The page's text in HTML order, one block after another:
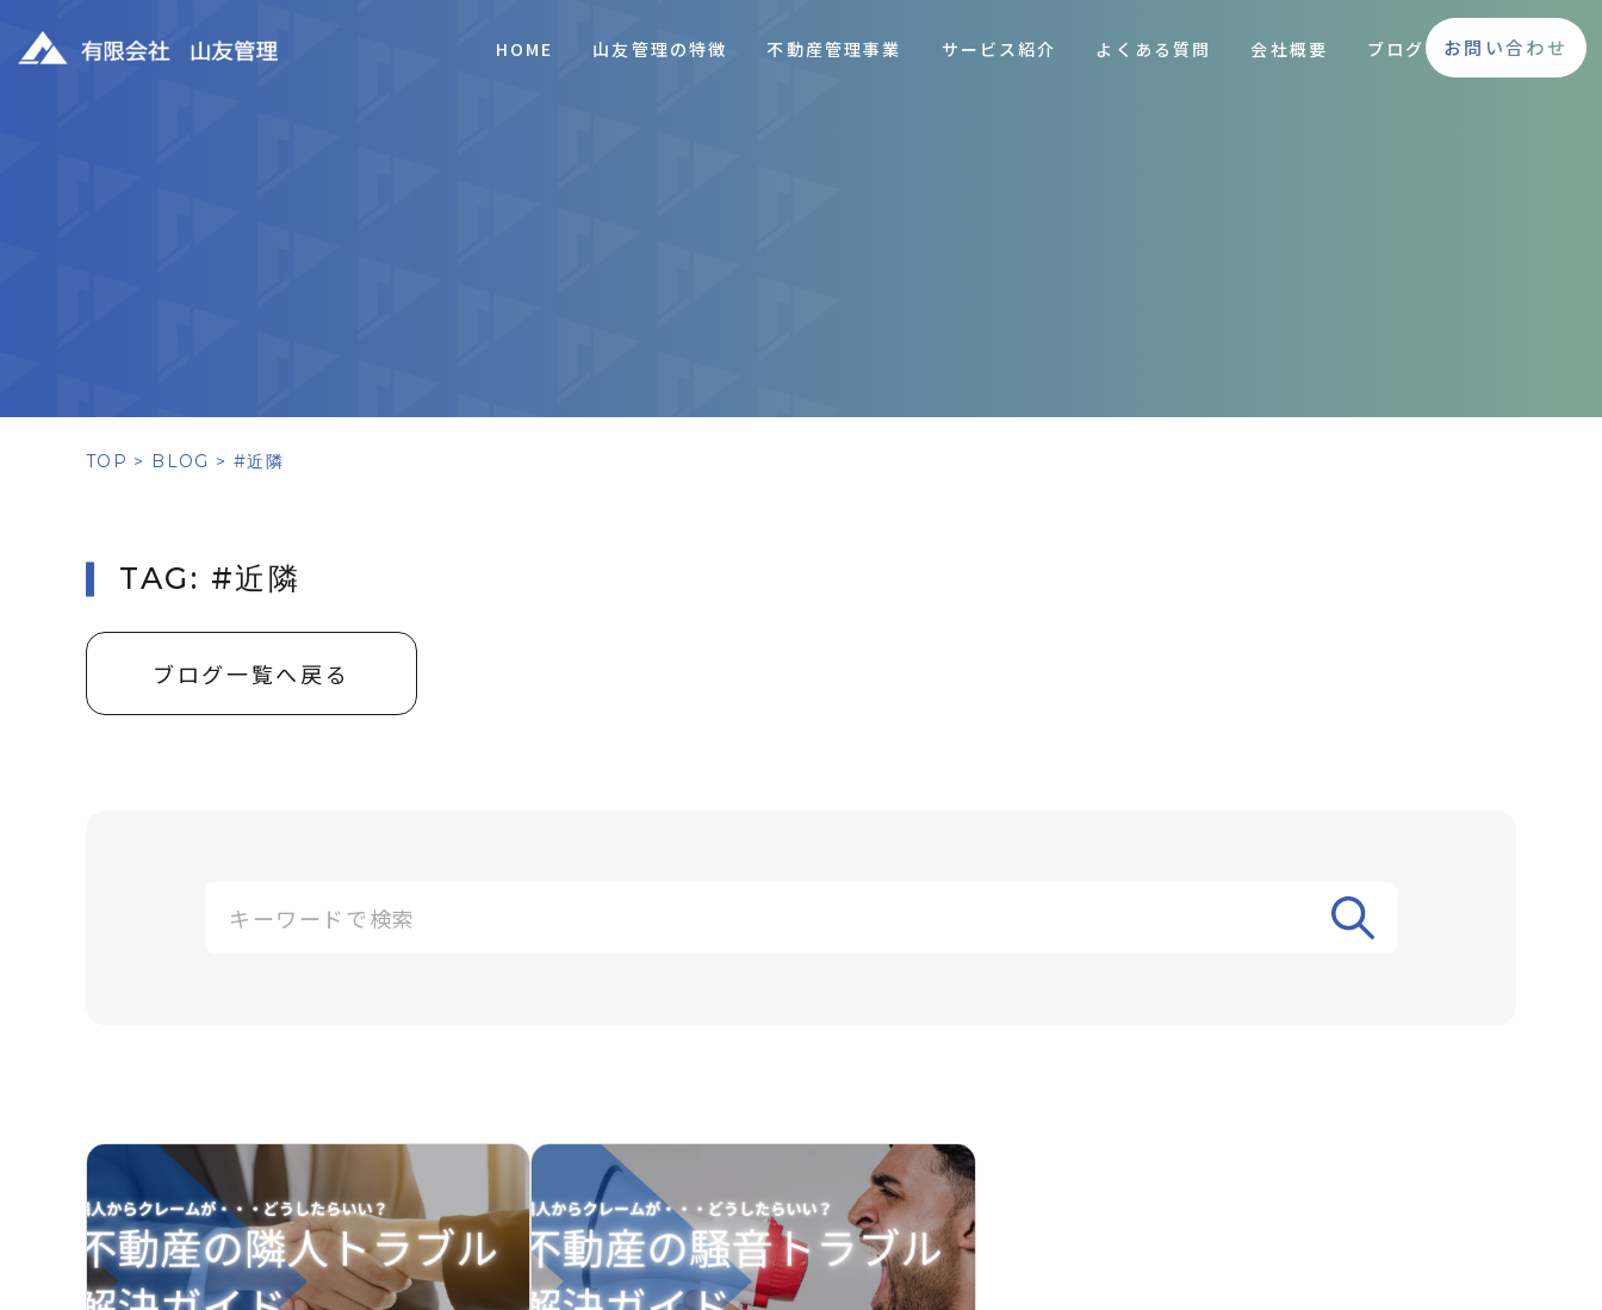
HOME 山友管理の特徴 不動産管理事業 サービス紹介 よくある質問 会社概要 ブログ お問い合わせ
TOP BLOG #近隣
TAG: #近隣
ブログ一覧へ戻る